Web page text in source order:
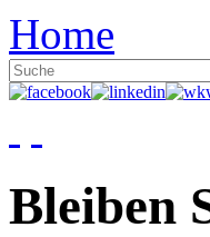
Home
Bleiben